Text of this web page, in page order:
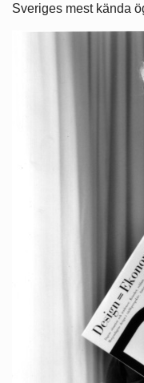
Sveriges mest kända